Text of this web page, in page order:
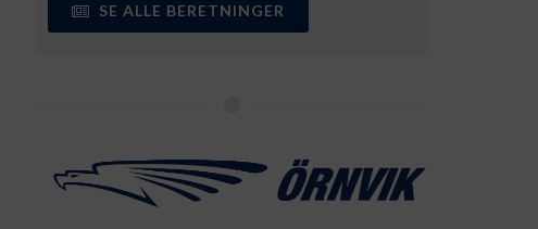
SE ALLE BERETNINGER